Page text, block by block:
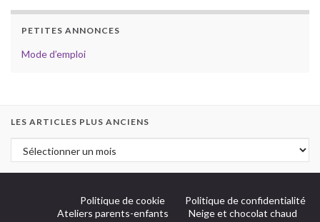
PETITES ANNONCES
Mode d’emploi
LES ARTICLES PLUS ANCIENS
Politique de cookie
Politique de confidentialité
Ateliers parents-enfants
Neige et chocolat chaud